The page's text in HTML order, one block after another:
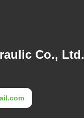
Co., Ltd.